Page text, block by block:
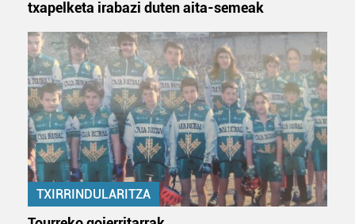
txapelketa irabazi duten aita-semeak
TXIRRINDULARITZA